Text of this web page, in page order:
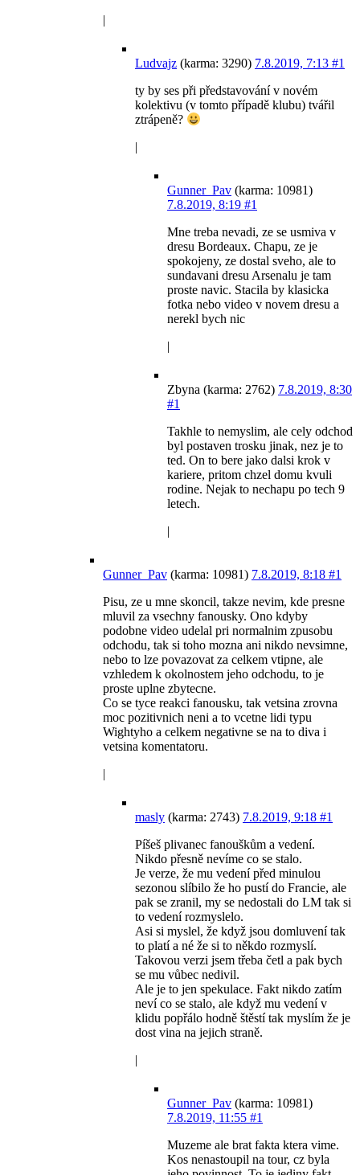
|
Ludvajz (karma: 3290) 7.8.2019, 7:13 #1
ty by ses při představování v novém
kolektivu (v tomto případě klubu) tvářil
ztrápeně?
|
Gunner_Pav (karma: 10981)
7.8.2019, 8:19 #1
Mne treba nevadi, ze se usmiva v
dresu Bordeaux. Chapu, ze je
spokojeny, ze dostal sveho, ale to
sundavani dresu Arsenalu je tam
proste navic. Stacila by klasicka
fotka nebo video v novem dresu a
nerekl bych nic
|
Zbyna (karma: 2762) 7.8.2019, 8:30
#1
Takhle to nemyslim, ale cely odchod
byl postaven trosku jinak, nez je to
ted. On to bere jako dalsi krok v
kariere, pritom chzel domu kvuli
rodine. Nejak to nechapu po tech 9
letech.
|
Gunner_Pav (karma: 10981) 7.8.2019, 8:18 #1
Pisu, ze u mne skoncil, takze nevim, kde presne
mluvil za vsechny fanousky. Ono kdyby
podobne video udelal pri normalnim zpusobu
odchodu, tak si toho mozna ani nikdo nevsimne,
nebo to lze povazovat za celkem vtipne, ale
vzhledem k okolnostem jeho odchodu, to je
proste uplne zbytecne.
Co se tyce reakci fanousku, tak vetsina zrovna
moc pozitivnich neni a to vcetne lidi typu
Wightyho a celkem negativne se na to diva i
vetsina komentatoru.
|
masly (karma: 2743) 7.8.2019, 9:18 #1
Píšeš plivanec fanouškům a vedení.
Nikdo přesně nevíme co se stalo.
Je verze, že mu vedení před minulou
sezonou slíbilo že ho pustí do Francie, ale
pak se zranil, my se nedostali do LM tak si
to vedení rozmyslelo.
Asi si myslel, že když jsou domluvení tak
to platí a né že si to někdo rozmyslí.
Takovou verzi jsem třeba četl a pak bych
se mu vůbec nedivil.
Ale je to jen spekulace. Fakt nikdo zatím
neví co se stalo, ale když mu vedení v
klidu popřálo hodně štěstí tak myslím že je
dost vina na jejich straně.
|
Gunner_Pav (karma: 10981)
7.8.2019, 11:55 #1
Muzeme ale brat fakta ktera vime.
Kos nenastoupil na tour, cz byla